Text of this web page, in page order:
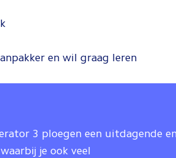
en wil graag leren
3 ploegen een uitdagende en
je ook veel